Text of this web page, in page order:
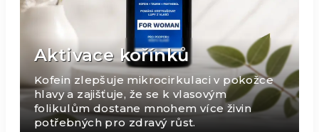
Aktivace kořínků
Kofein zlepšuje mikrocirkulaci v pokožce
hlavy a zajišťuje, že se k vlasovým
folikulům dostane mnohem více živin
potřebných pro zdravý růst.